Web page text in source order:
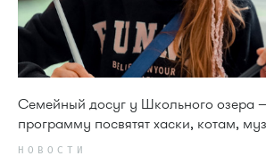
Семейный досуг у Школьного озера
программу посвятят хаски, котам,
НОВОСТИ